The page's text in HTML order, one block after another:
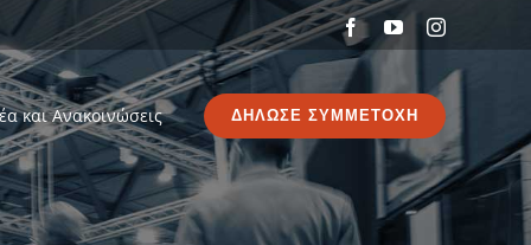
FacebookYouTubeInstagram
και Ανακοινώσεις ΔΗΛΩΣΕ ΣΥΜΜΕΤΟΧΗ